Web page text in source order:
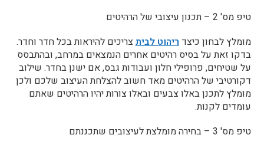
טיפ מס' 2 – תכנון עיצובי של הרהיטים
מומלץ לבחון כיצד ריהוט לביתצריכים להיראות בכל חדר וחדר.
בדקו זאת על בסיס רהיטים אחרים הנמצאים במרחב, ובהתבסס
על שטיחים, פרופילי חלון ועבודות גבס, אם ישנן בחדר. שילוב
דקורטיבי של הרהיטים מאד חשוב להצלחת העיצוב שלכם ולכן
מומלץ לתכנן באלו צבעים ובאלו צורות יהיו הרהיטים שאתם
עומדים לקנות.
טיפ מס' 3 – בחירה מומלצת לעיצובים שתכננתם